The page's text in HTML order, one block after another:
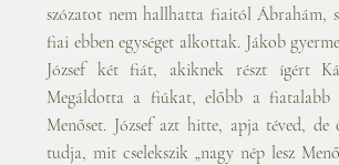
szózatot nem hallhatta fiaitól Ábrahám,
fiai ebben egységet alkottak. Jákob
József két fiát, akiknek részt ígért
Megáldotta a fiúkat, előbb a fiatalabb
Menőset. József azt hitte, apja téved, de
tudja, mit cselekszik „nagy nép lesz